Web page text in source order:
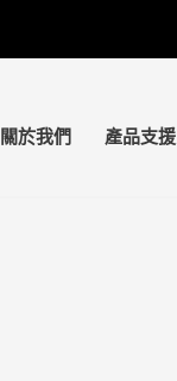
關於我們 產品支援